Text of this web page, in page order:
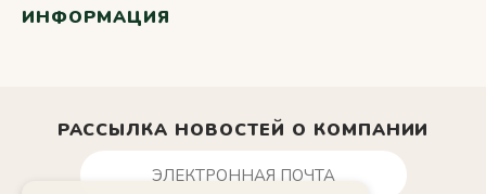
ИНФОРМАЦИЯ
РАССЫЛКА НОВОСТЕЙ О КОМПАНИИ